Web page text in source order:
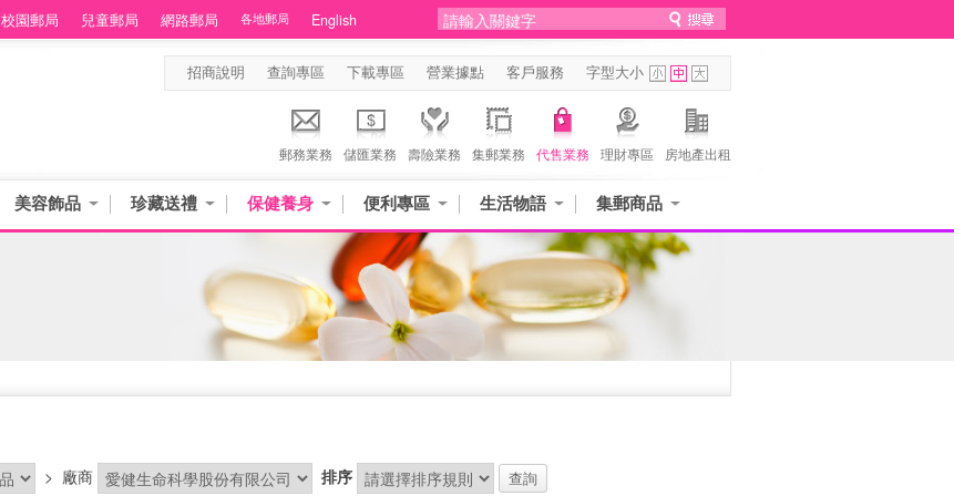
校園郵局 兒童郵局 網路郵局 各地郵局 English
招商說明 查詢專區 下載專區 營業據點 客戶服務 字型大小
郵務業務 儲匯業務 壽險業務 集郵業務 代售業務 理財專區 房地產出租
美容飾品 珍藏送禮 保健養身 便利專區 生活物語 集郵商品
> 廠商 排序